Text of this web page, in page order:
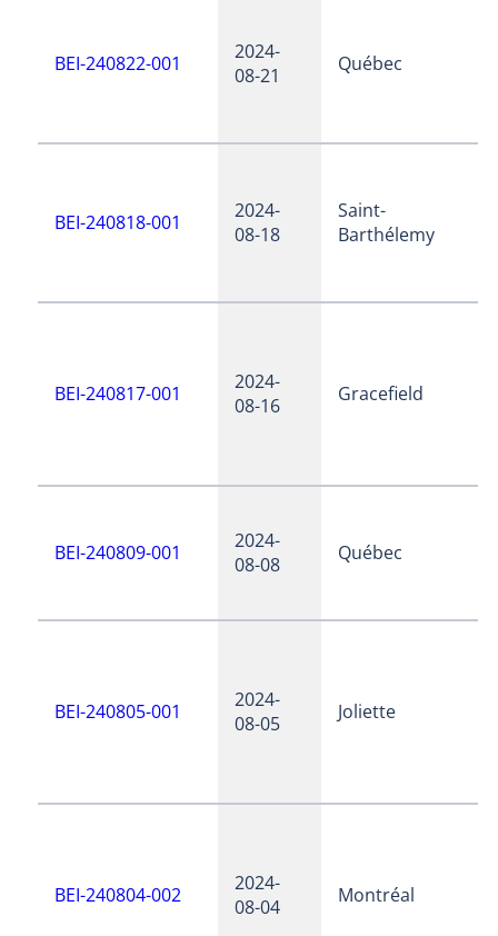
BEI-240822-001
2024-
08-21
Québec
BEI-240818-001
2024-
08-18
Saint-
Barthélemy
BEI-240817-001
2024-
08-16
Gracefield
BEI-240809-001
2024-
08-08
Québec
BEI-240805-001
2024-
08-05
Joliette
BEI-240804-002
2024-
08-04
Montréal